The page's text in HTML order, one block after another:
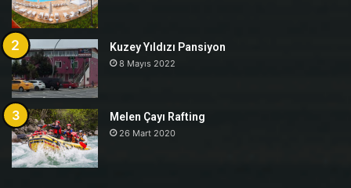
Kuzey Yıldızı Pansiyon
8 Mayıs 2022
Melen Çayı Rafting
26 Mart 2020